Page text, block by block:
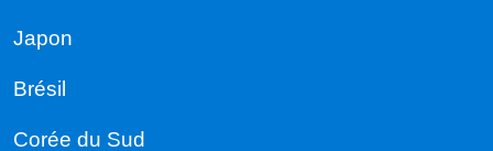
Japon
Brésil
Corée du Sud